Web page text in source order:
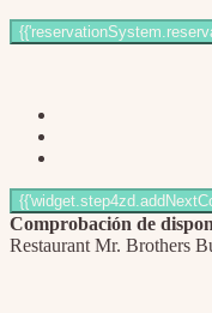
Comprobación de
Restaurant Mr. Brothers